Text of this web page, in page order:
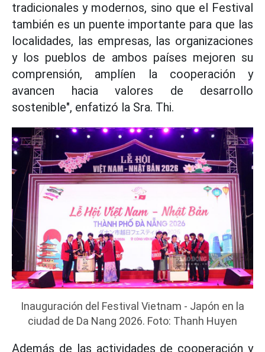
tradicionales y modernos, sino que el Festival
también es un puente importante para que las
localidades, las empresas, las organizaciones
y los pueblos de ambos países mejoren su
comprensión, amplíen la cooperación y
avancen hacia valores de desarrollo
sostenible", enfatizó la Sra. Thi.
Inauguración del Festival Vietnam - Japón en la
ciudad de Da Nang 2026. Foto: Thanh Huyen
Además de las actividades de cooperación y